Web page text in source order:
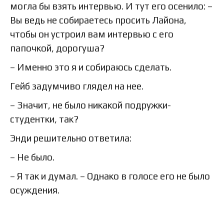
могла бы взять интервью. И тут его осенило: –
Вы ведь не собираетесь просить Лайона,
чтобы он устроил вам интервью с его
папочкой, дорогуша?
– Именно это я и собираюсь сделать.
Гейб задумчиво глядел на нее.
– Значит, не было никакой подружки-
студентки, так?
Энди решительно ответила:
– Не было.
– Я так и думал. – Однако в голосе его не было
осуждения.